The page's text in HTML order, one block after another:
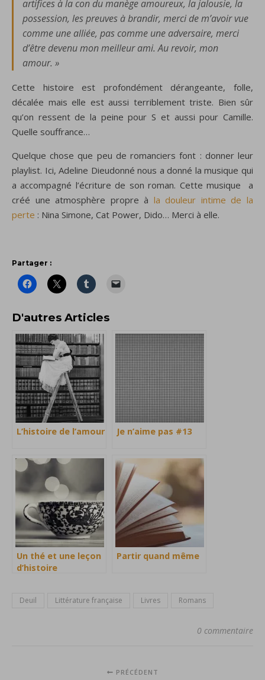
artifices à la con du manège amoureux, la jalousie, la
possession, les preuves à brandir, merci de m’avoir vue
comme une alliée, pas comme une adversaire, merci
d’être devenu mon meilleur ami. Au revoir, mon
amour. »
Cette histoire est profondément dérangeante, folle,
décalée mais elle est aussi terriblement triste. Bien sûr
qu’on ressent de la peine pour S et aussi pour Camille.
Quelle souffrance…
Quelque chose que peu de romanciers font : donner leur
playlist. Ici, Adeline Dieudonné nous a donné la musique qui
a accompagné l’écriture de son roman. Cette musique a
créé une atmosphère propre à la douleur intime de la
perte : Nina Simone, Cat Power, Dido… Merci à elle.
Partager :
D'autres Articles
L’histoire de l’amour Je n’aime pas #13
Un thé et une leçon
d’histoire
Partir quand même
Deuil Littérature française Livres Romans
0 commentaire
PRÉCÉDENT